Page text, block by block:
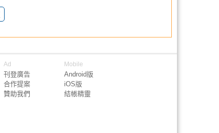
Ad
刊登廣告
合作提案
贊助我們
Mobile
Android版
iOS版
結帳精靈